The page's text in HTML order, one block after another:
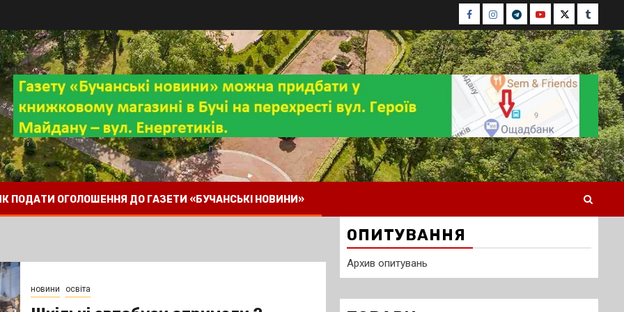
Facebook
Instagram
TelegramYoutubeTwitterTumblr
ПОДАТИ ОГОЛОШЕННЯ ДО ГАЗЕТИ «БУЧАНСЬКІ НОВИНИ»
новини освіта
ОПИТУВАННЯ
Архив опитувань